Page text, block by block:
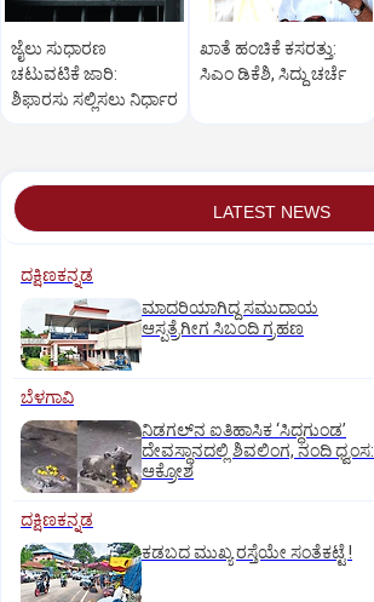
ಜೈಲು ಸುಧಾರಣ
ಚಟುವಟಿಕೆ ಜಾರಿ:
ಶಿಫಾರಸು ಸಲ್ಲಿಸಲು ನಿರ್ಧಾರ
ಖಾತೆ ಹಂಚಿಕೆ ಕಸರತ್ತು:
ಸಿಎಂ ಡಿಕೆಶಿ, ಸಿದ್ದು ಚರ್ಚೆ
LATEST NEWS
ದಕ್ಷಿಣಕನ್ನಡ
ಮಾದರಿಯಾಗಿದ್ದ ಸಮುದಾಯ
ಆಸ್ಪತ್ರೆಗೀಗ ಸಿಬಂದಿ ಗ್ರಹಣ
ಬೆಳಗಾವಿ
ನಿಡಗಲ್‌ನ ಐತಿಹಾಸಿಕ ‘ಸಿದ್ಧಗುಂಡ’
ದೇವಸ್ಥಾನದಲ್ಲಿ ಶಿವಲಿಂಗ, ನಂದಿ ಧ್ವಂಸ:
ಆಕ್ರೋಶ
ದಕ್ಷಿಣಕನ್ನಡ
ಕಡಬದ ಮುಖ್ಯ ರಸ್ತೆಯೇ ಸಂತೆಕಟ್ಟೆ !